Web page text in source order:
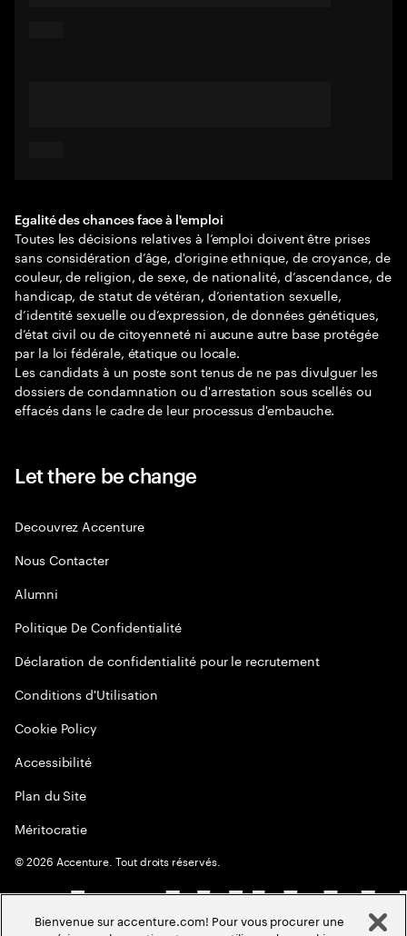
Egalité des chances face à l'emploi
Toutes les décisions relatives à l’emploi doivent être prises
sans considération d’âge, d'origine ethnique, de croyance, de
couleur, de religion, de sexe, de nationalité, d’ascendance, de
handicap, de statut de vétéran, d’orientation sexuelle,
d’identité sexuelle ou d’expression, de données génétiques,
d’état civil ou de citoyenneté ni aucune autre base protégée
par la loi fédérale, étatique ou locale.
Les candidats à un poste sont tenus de ne pas divulguer les
dossiers de condamnation ou d'arrestation sous scellés ou
effacés dans le cadre de leur processus d'embauche.
Let there be change
Decouvrez Accenture
Nous Contacter
Alumni
Politique De Confidentialité
Déclaration de confidentialité pour le recrutement
Conditions d'Utilisation
Cookie Policy
Accessibilité
Plan du Site
Méritocratie
©2026 Accenture. Tout droits réservés.
Bienvenue sur accenture.com! Pour vous procurer une